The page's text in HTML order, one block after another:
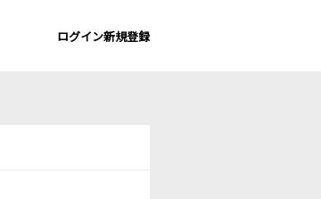
ログイン新規登録